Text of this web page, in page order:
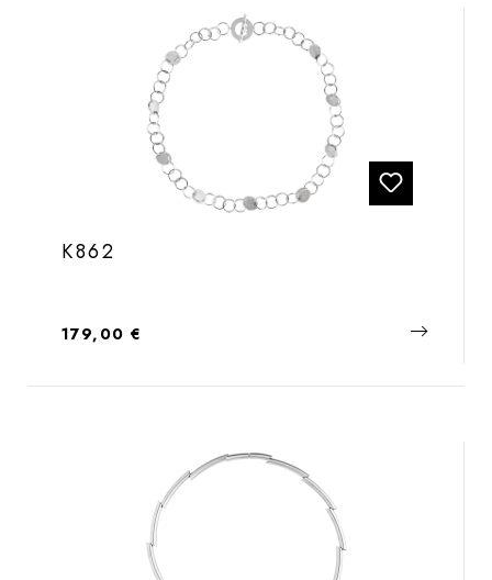
K862
Regulärer Preis:
179,00 €